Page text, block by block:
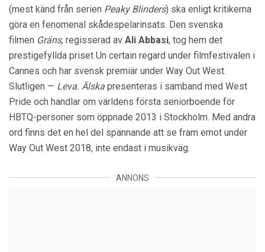
(mest känd från serien Peaky Blinders) ska enligt kritikerna
göra en fenomenal skådespelarinsats. Den svenska
filmen Gräns, regisserad av Ali Abbasi, tog hem det
prestigefyllda priset Un certain regard under filmfestivalen i
Cannes och har svensk premiär under Way Out West.
Slutligen — Leva. Älska presenteras i samband med West
Pride och handlar om världens första seniorboende för
HBTQ-personer som öppnade 2013 i Stockholm. Med andra
ord finns det en hel del spännande att se fram emot under
Way Out West 2018, inte endast i musikväg.
ANNONS